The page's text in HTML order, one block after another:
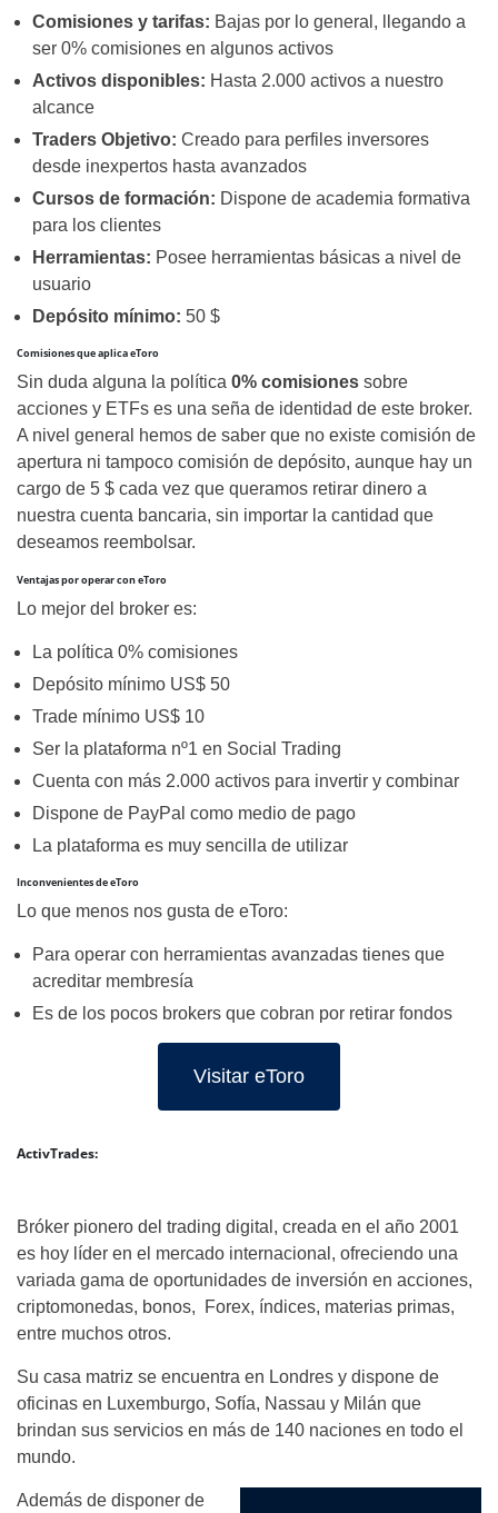
Comisiones y tarifas: Bajas por lo general, llegando a
ser 0% comisiones en algunos activos
Activos disponibles: Hasta 2.000 activos a nuestro
alcance
Traders Objetivo: Creado para perfiles inversores
desde inexpertos hasta avanzados
Cursos de formación: Dispone de academia formativa
para los clientes
Herramientas: Posee herramientas básicas a nivel de
usuario
Depósito mínimo: 50 $
Comisiones que aplica eToro
Sin duda alguna la política 0% comisiones sobre
acciones y ETFs es una seña de identidad de este broker.
A nivel general hemos de saber que no existe comisión de
apertura ni tampoco comisión de depósito, aunque hay un
cargo de 5 $ cada vez que queramos retirar dinero a
nuestra cuenta bancaria, sin importar la cantidad que
deseamos reembolsar.
Ventajas por operar con eToro
Lo mejor del broker es:
La política 0% comisiones
Depósito mínimo US$ 50
Trade mínimo US$ 10
Ser la plataforma nº1 en Social Trading
Cuenta con más 2.000 activos para invertir y combinar
Dispone de PayPal como medio de pago
La plataforma es muy sencilla de utilizar
Inconvenientes de eToro
Lo que menos nos gusta de eToro:
Para operar con herramientas avanzadas tienes que
acreditar membresía
Es de los pocos brokers que cobran por retirar fondos
Visitar eToro
ActivTrades:
Bróker pionero del trading digital, creada en el año 2001
es hoy líder en el mercado internacional, ofreciendo una
variada gama de oportunidades de inversión en acciones,
criptomonedas, bonos, Forex, índices, materias primas,
entre muchos otros.
Su casa matriz se encuentra en Londres y dispone de
oficinas en Luxemburgo, Sofía, Nassau y Milán que
brindan sus servicios en más de 140 naciones en todo el
mundo.
Además de disponer de